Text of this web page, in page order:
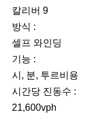
칼리버 9
방식 :
셀프 와인딩
기능 :
시, 분, 투르비용
시간당 진동수 :
21,600vph